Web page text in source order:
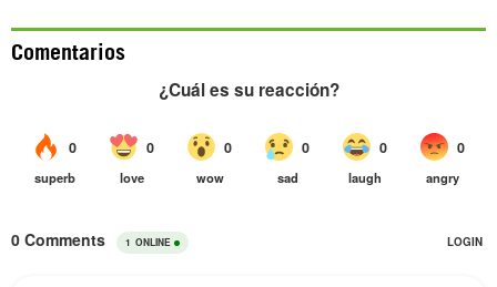
Comentarios